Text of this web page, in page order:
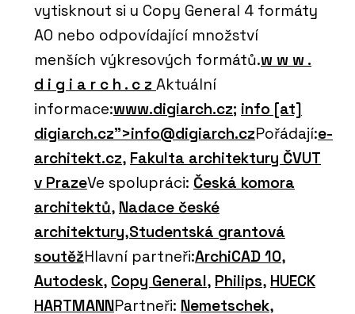
vytisknout si u Copy General 4 formáty
A0 nebo odpovídající množství
menších výkresových formátů.w w w .
d i g i a r c h . c z Aktuální
informace:www.digiarch.cz; info [at]
digiarch.cz">info@digiarch.czPořádají:e-
architekt.cz, Fakulta architektury ČVUT
v PrazeVe spolupráci: Česká komora
architektů, Nadace české
architektury,Studentská grantová
soutěžHlavní partneři:ArchiCAD 10,
Autodesk, Copy General, Philips, HUECK
HARTMANNPartneři: Nemetschek,